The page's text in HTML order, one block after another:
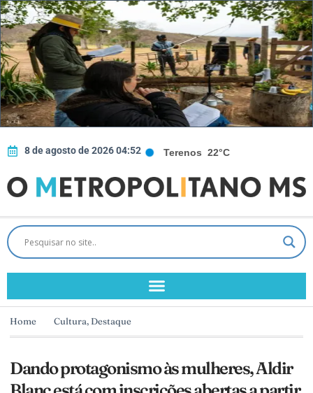
8 de agosto de 2026 04:52 Terenos 22°C
Home Cultura, Destaque
Dando protagonismo às mulheres, Aldir